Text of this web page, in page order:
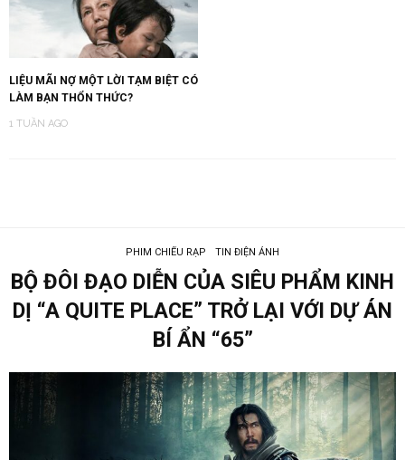
LIỆU MÃI NỢ MỘT LỜI TẠM BIỆT CÓ
LÀM BẠN THỔN THỨC?
1 TUẦN AGO
PHIM CHIẾU RẠP TIN ĐIỆN ẢNH
BỘ ĐÔI ĐẠO DIỄN CỦA SIÊU PHẨM KINH
DỊ “A QUITE PLACE” TRỞ LẠI VỚI DỰ ÁN
BÍ ẨN “65”